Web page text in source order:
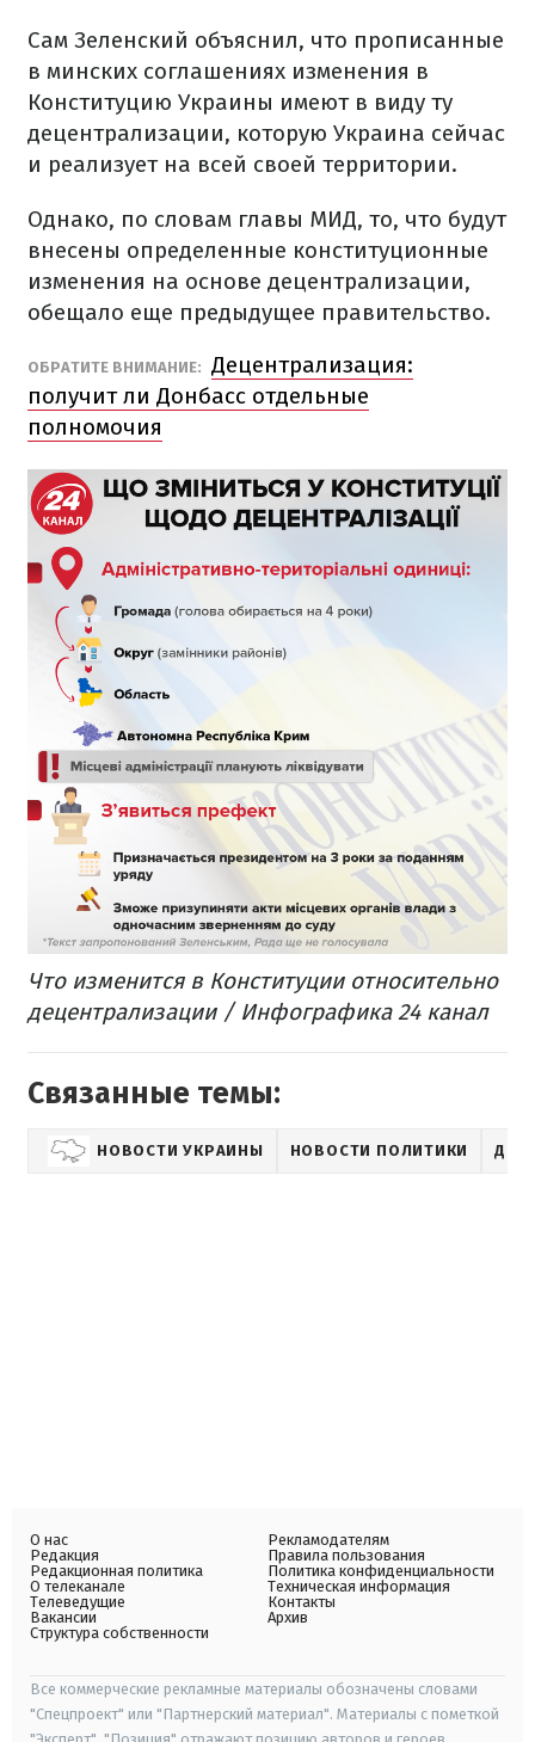
Сам Зеленский объяснил, что прописанные
в минских соглашениях изменения в
Конституцию Украины имеют в виду ту
децентрализации, которую Украина сейчас
и реализует на всей своей территории.
Однако, по словам главы МИД, то, что будут
внесены определенные конституционные
изменения на основе децентрализации,
обещало еще предыдущее правительство.
ОБРАТИТЕ ВНИМАНИЕ: Децентрализация:
получит ли Донбасс отдельные
полномочия
Что изменится в Конституции относительно
децентрализации / Инфографика 24 канал
Связанные темы:
НОВОСТИ УКРАИНЫ НОВОСТИ ПОЛИТИКИ
О нас
Редакция
Редакционная политика
О телеканале
Телеведущие
Вакансии
Структура собственности
Рекламодателям
Правила пользования
Политика конфиденциальности
Техническая информация
Контакты
Архив
Все коммерческие рекламные материалы обозначены словами
"Спецпроект" или "Партнерский материал". Материалы с пометкой